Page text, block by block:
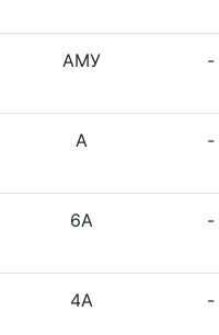
АМУ -
А -
6А -
4А -